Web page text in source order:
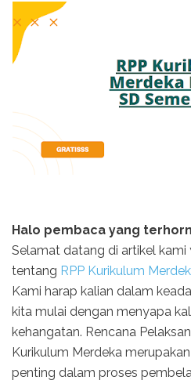
Halo pembaca yang
Selamat datang di artikel
tentang RPP Kurikulum
Kami harap kalian dalam
kita mulai dengan menyapa
kehangatan. Rencana
Kurikulum Merdeka
penting dalam proses